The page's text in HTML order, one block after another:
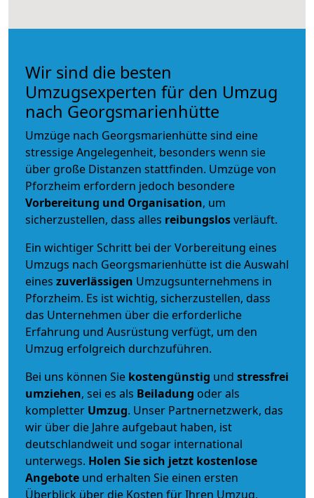
Wir sind die besten
Umzugsexperten für den Umzug
nach Georgsmarienhütte
Umzüge nach Georgsmarienhütte sind eine
stressige Angelegenheit, besonders wenn sie
über große Distanzen stattfinden. Umzüge von
Pforzheim erfordern jedoch besondere
Vorbereitung und Organisation, um
sicherzustellen, dass alles reibungslosverläuft.
Ein wichtiger Schritt bei der Vorbereitung eines
Umzugs nach Georgsmarienhütte ist die Auswahl
eines zuverlässigen Umzugsunternehmens in
Pforzheim. Es ist wichtig, sicherzustellen, dass
das Unternehmen über die erforderliche
Erfahrung und Ausrüstung verfügt, um den
Umzug erfolgreich durchzuführen.
Bei uns können Sie kostengünstig und stressfrei
umziehen, sei es als Beiladung oder als
kompletter Umzug. Unser Partnernetzwerk, das
wir über die Jahre aufgebaut haben, ist
deutschlandweit und sogar international
unterwegs. Holen Sie sich jetzt kostenlose
Angebote und erhalten Sie einen ersten
Überblick über die Kosten für Ihren Umzug.